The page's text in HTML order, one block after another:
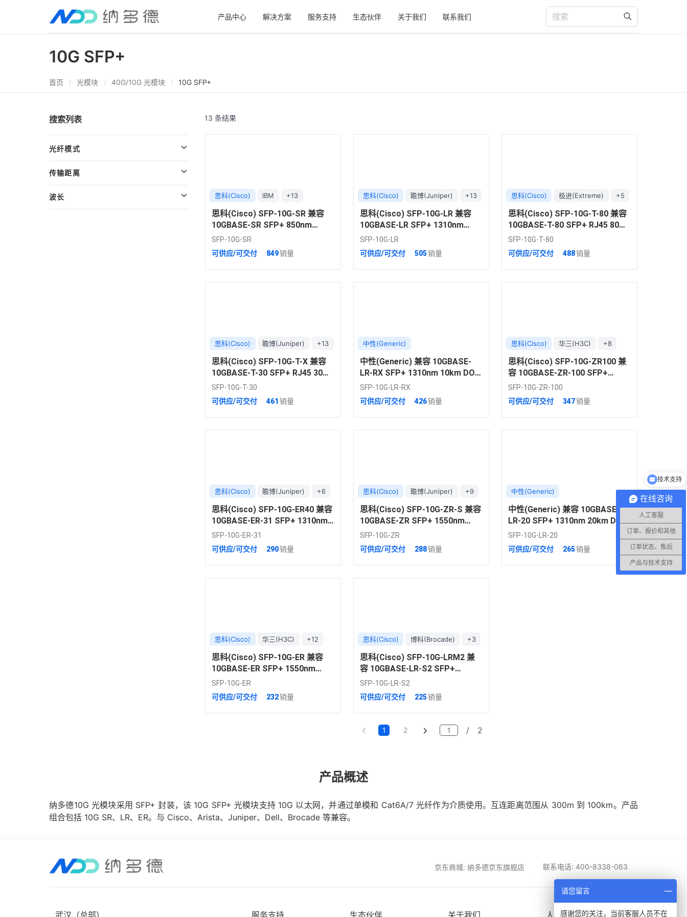
产品中心 解决方案 服务支持 生态伙伴 关于我们 联系我们
10G SFP+
首页 光模块 40G/10G 光模块 10G SFP+
搜索列表
光纤模式
传输距离
波长
13 条结果
思科(Cisco) IBM +13
思科(Cisco) SFP-10G-SR 兼容
10GBASE-SR SFP+ 850nm
300m (OM3)/400m (OM4) DOM
双工 LC 多模光模块
SFP-10G-SR
可供应/可交付
849销量
思科(Cisco) 瞻博(Juniper) +13
思科(Cisco) SFP-10G-LR 兼容
10GBASE-LR SFP+ 1310nm
10km DOM 双工 LC 单模光模块
SFP-10G-LR
可供应/可交付
505销量
思科(Cisco) 极进(Extreme) +5
思科(Cisco) SFP-10G-T-80 兼容
10GBASE-T-80 SFP+ RJ45 80m
<2.3W 光模块 for Cat6A/7
SFP-10G-T-80
可供应/可交付
488销量
思科(Cisco) 瞻博(Juniper) +13
思科(Cisco) SFP-10G-T-X 兼容
10GBASE-T-30 SFP+ RJ45 30m
<2W 光模块 for Cat6A/7
SFP-10G-T-30
可供应/可交付
461 销量
中性(Generic)
中性(Generic) 兼容 10GBASE-
LR-RX SFP+ 1310nm 10km DOM
双工 LC 单模光模块
SFP-10G-LR-RX
可供应/可交付
426销量
思科(Cisco) 华三(H3C) +8
思科(Cisco) SFP-10G-ZR100 兼
容 10GBASE-ZR-100 SFP+
1550nm 100km DOM 双工 LC 单
模光模块
SFP-10G-ZR-100
可供应/可交付
347销量
思科(Cisco) 瞻博(Juniper) +6
思科(Cisco) SFP-10G-ER40 兼容
10GBASE-ER-31 SFP+ 1310nm
40km DOM 双工 LC 单模光模块
SFP-10G-ER-31
可供应/可交付
290销量
思科(Cisco) 瞻博(Juniper) +9
思科(Cisco) SFP-10G-ZR-S 兼容
10GBASE-ZR SFP+ 1550nm
80km DOM 双工 LC 单模光模块
SFP-10G-ZR
可供应/可交付
288销量
中性(Generic)
中性(Generic) 兼容 10GBASE-
LR-20 SFP+ 1310nm 20km DOM
双工 LC 单模光模块
SFP-10G-LR-20
可供应/可交付
265销量
思科(Cisco) 华三(H3C) +12
思科(Cisco) SFP-10G-ER 兼容
10GBASE-ER SFP+ 1550nm
40km DOM 双工 LC 单模光模块
SFP-10G-ER
可供应/可交付
232销量
思科(Cisco) 博科(Brocade) +3
思科(Cisco) SFP-10G-LRM2 兼
容 10GBASE-LR-S2 SFP+
1310nm 2km DOM 双工 LC 单模
光模块
SFP-10G-LR-S2
可供应/可交付
225销量
1 2 / 2
产品概述
纳多德10G 光模块采用 SFP+ 封装，该 10G SFP+ 光模块支持 10G 以太网，并通过单模和 Cat6A/7 光纤作为介质使用。互连距离范围从 300m 到 100km。产品
组合包括 10G SR、LR、ER。与 Cisco、Arista、Juniper、Dell、Brocade 等兼容。
京东商城: 纳多德京东旗舰店 联系电话: 400-8338-063
在线咨询
人工客服
订单、报价和其他
订单状态、售后
产品与技术支持
技术支持
请您留言
感谢您的关注，当前客服人员不在